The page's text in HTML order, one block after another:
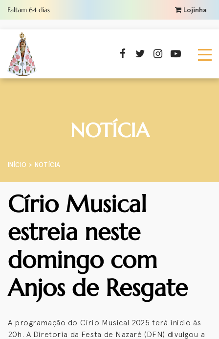
Faltam 64 dias Lojinha
NOTÍCIA
INÍCIO NOTÍCIA
Círio Musical
estreia neste
domingo com
Anjos de Resgate
A programação do Círio Musical 2025 terá início às
20h. A Diretoria da Festa de Nazaré (DFN) divulgou a